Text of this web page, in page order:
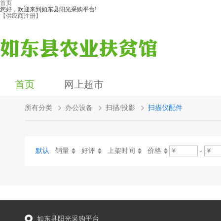
首页
您好，欢迎来到如东县阳光采购平台!
【供应商注册】
首页 网上超市
所有分类 办公设备 扫描/投影 扫描仪配件
默认 销量 好评 上架时间 价格 -
如东县阳光采购平台